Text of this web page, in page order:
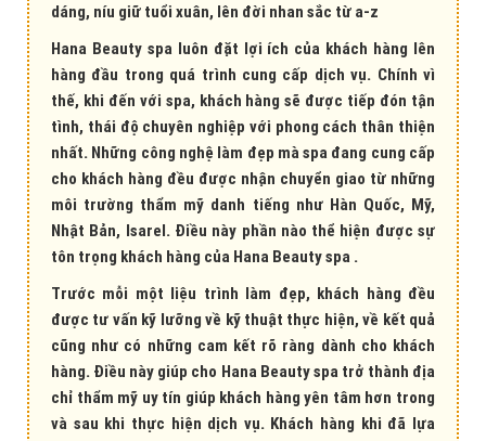
dáng, níu giữ tuổi xuân, lên đời nhan sắc từ a-z
Hana Beauty spa luôn đặt lợi ích của khách hàng lên
hàng đầu trong quá trình cung cấp dịch vụ. Chính vì
thế, khi đến với spa, khách hàng sẽ được tiếp đón tận
tình, thái độ chuyên nghiệp với phong cách thân thiện
nhất. Những công nghệ làm đẹp mà spa đang cung cấp
cho khách hàng đều được nhận chuyển giao từ những
môi trường thẩm mỹ danh tiếng như Hàn Quốc, Mỹ,
Nhật Bản, Isarel. Điều này phần nào thể hiện được sự
tôn trọng khách hàng của Hana Beauty spa .
Trước mỗi một liệu trình làm đẹp, khách hàng đều
được tư vấn kỹ lưỡng về kỹ thuật thực hiện, về kết quả
cũng như có những cam kết rõ ràng dành cho khách
hàng. Điều này giúp cho Hana Beauty spa trở thành địa
chỉ thẩm mỹ uy tín giúp khách hàng yên tâm hơn trong
và sau khi thực hiện dịch vụ. Khách hàng khi đã lựa